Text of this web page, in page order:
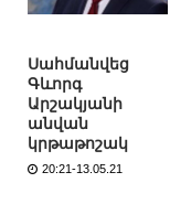
Սահմանվեց
Գևորգ
Արշակյանի
անվան
կրթաթոշակ
20:21-13.05.21